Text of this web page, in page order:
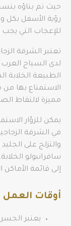
رؤية الأسفل بكل
للإعجاب التي يجب
تعتبر الشرفة
لدى السياح
الطبيعة الخلابة
الاستمتاع بها من
مميزة لالتقاط
يمكن للزوّار
في الشرفة
والتزلج على
سافرانبولو
إلى قائمة الأماكن
أوقات العمل
يعتبر